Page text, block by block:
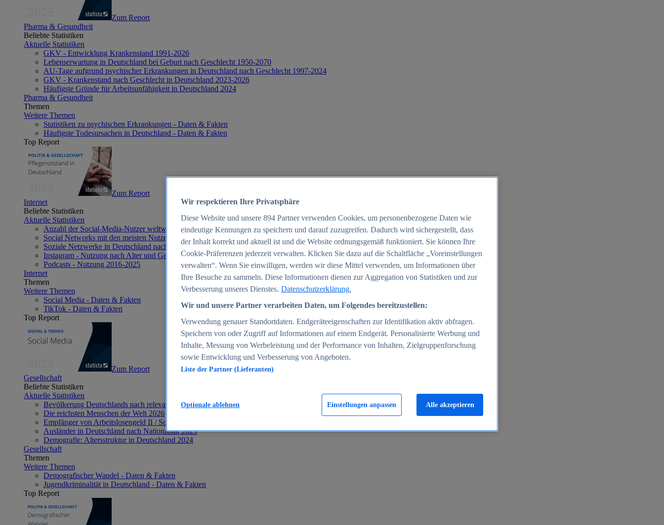
Zum Report
Pharma & Gesundheit
Beliebte Statistiken
Aktuelle Statistiken
GKV - Entwicklung Krankenstand 1991-2026
Lebenserwartung in Deutschland bei Geburt nach Geschlecht 1950-2070
AU-Tage aufgrund psychischer Erkrankungen in Deutschland nach Geschlecht 1997-2024
GKV - Krankenstand nach Geschlecht in Deutschland 2023-2026
Häufigste Gründe für Arbeitsunfähigkeit in Deutschland 2024
Pharma & Gesundheit
Themen
Weitere Themen
Statistiken zu psychischen Erkrankungen - Daten & Fakten
Häufigste Todesursachen in Deutschland - Daten & Fakten
Top Report
Zum Report
Internet
Beliebte Statistiken
Aktuelle Statistiken
Anzahl der Social-Media-Nutzer weltweit 2012-2025
Social Networks mit den meisten Nutzern weltweit 2025
Soziale Netzwerke in Deutschland nach Generationen 2025
Instagram - Nutzung nach Alter und Geschlecht in Deutschland 2025
Podcasts - Nutzung 2016-2025
Internet
Themen
Weitere Themen
Social Media - Daten & Fakten
TikTok - Daten & Fakten
Top Report
Zum Report
Gesellschaft
Beliebte Statistiken
Aktuelle Statistiken
Bevölkerung Deutschlands nach relevanten Altersgruppen 2024
Die reichsten Menschen der Welt 2026
Empfänger von Arbeitslosengeld II / Sozialgeld / Bürgergeld in Deutschland 2005-2025
Ausländer in Deutschland nach Nationalität 2025
Demografie: Altersstruktur in Deutschland 2024
Gesellschaft
Themen
Weitere Themen
Demografischer Wandel - Daten & Fakten
Jugendkriminalität in Deutschland - Daten & Fakten
Top Report
Wir respektieren Ihre Privatsphäre
Diese Website und unsere 894 Partner verwenden Cookies, um personenbezogene Daten wie
eindeutige Kennungen zu speichern und darauf zuzugreifen. Dadurch wird sichergestellt, dass
der Inhalt korrekt und aktuell ist und die Website ordnungsgemäß funktioniert. Sie können Ihre
Cookie-Präferenzen jederzeit verwalten. Klicken Sie dazu auf die Schaltfläche „Voreinstellungen
verwalten“. Wenn Sie einwilligen, werden wir diese Mittel verwenden, um Informationen über
Ihre Besuche zu sammeln. Diese Informationen dienen zur Aggregation von Statistiken und zur
Verbesserung unseres Dienstes. Datenschutzerklärung.
Wir und unsere Partner verarbeiten Daten, um Folgendes bereitzustellen:
Verwendung genauer Standortdaten. Endgeräteeigenschaften zur Identifikation aktiv abfragen.
Speichern von oder Zugriff auf Informationen auf einem Endgerät. Personalisierte Werbung und
Inhalte, Messung von Werbeleistung und der Performance von Inhalten, Zielgruppenforschung
sowie Entwicklung und Verbesserung von Angeboten.
Liste der Partner (Lieferanten)
Einstellungen anpassen
Optionale ablehnen Alle akzeptieren